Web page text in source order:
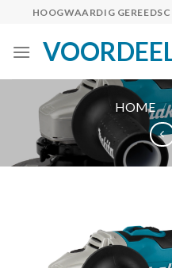
content
HOOGWAARDIG
HOME /